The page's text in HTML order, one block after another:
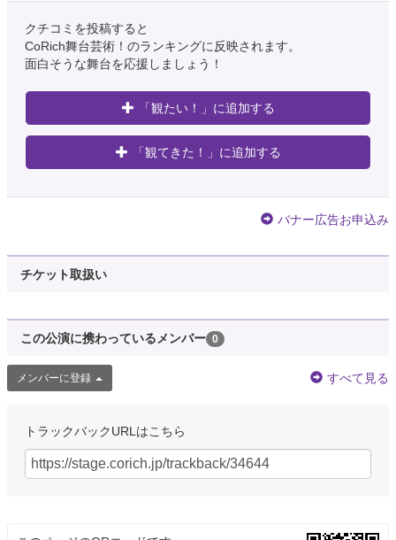
クチコミを投稿すると
CoRich舞台芸術！のランキングに反映されます。
面白そうな舞台を応援しましょう！
「観たい！」に追加する
「観てきた！」に追加する
バナー広告お申込み
チケット取扱い
この公演に携わっているメンバー 0
メンバーに登録 すべて見る
トラックバックURLはこちら